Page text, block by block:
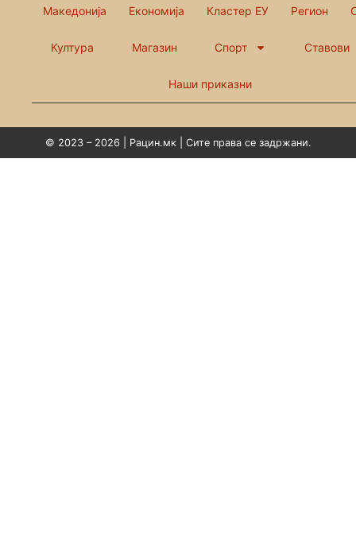
Македонија Економија Кластер ЕУ Регион
Култура Магазин Спорт Ставови
Наши приказни
© 2023 – 2026 | Рацин.мк | Сите права се задржани.